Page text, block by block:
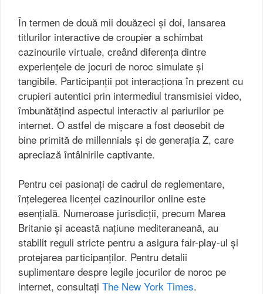
În termen de două mii douăzeci și doi, lansarea
titlurilor interactive de croupier a schimbat
cazinourile virtuale, creând diferența dintre
experiențele de jocuri de noroc simulate și
tangibile. Participanții pot interacționa în prezent cu
crupieri autentici prin intermediul transmisiei video,
îmbunătățind aspectul interactiv al pariurilor pe
internet. O astfel de mișcare a fost deosebit de
bine primită de millennials și de generația Z, care
apreciază întâlnirile captivante.
Pentru cei pasionați de cadrul de reglementare,
înțelegerea licenței cazinourilor online este
esențială. Numeroase jurisdicții, precum Marea
Britanie și această națiune mediteraneană, au
stabilit reguli stricte pentru a asigura fair-play-ul și
protejarea participanților. Pentru detalii
suplimentare despre legile jocurilor de noroc pe
internet, consultați The New York Times.